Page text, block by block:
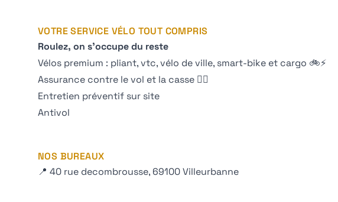
VOTRE SERVICE VÉLO TOUT COMPRIS
Roulez, on s'occupe du reste
Vélos premium : pliant, vtc, vélo de ville, smart-bike et cargo 🚲⚡️
Assurance contre le vol et la casse 👮‍♂️
Entretien préventif sur site
Antivol
NOS BUREAUX
📍 40 rue decombrousse, 69100 Villeurbanne